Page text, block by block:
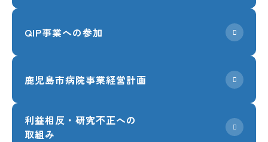
QIP事業への参加
鹿児島市病院事業経営計画
利益相反・研究不正への
取組み